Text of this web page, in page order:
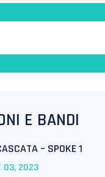
E BANDI
– SPOKE 1
03, 2023